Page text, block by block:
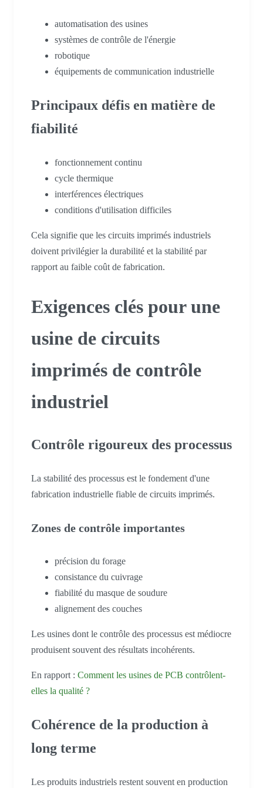
automatisation des usines
systèmes de contrôle de l'énergie
robotique
équipements de communication industrielle
Principaux défis en matière de
fiabilité
fonctionnement continu
cycle thermique
interférences électriques
conditions d'utilisation difficiles
Cela signifie que les circuits imprimés industriels
doivent privilégier la durabilité et la stabilité par
rapport au faible coût de fabrication.
Exigences clés pour une
usine de circuits
imprimés de contrôle
industriel
Contrôle rigoureux des processus
La stabilité des processus est le fondement d'une
fabrication industrielle fiable de circuits imprimés.
Zones de contrôle importantes
précision du forage
consistance du cuivrage
fiabilité du masque de soudure
alignement des couches
Les usines dont le contrôle des processus est médiocre
produisent souvent des résultats incohérents.
En rapport : Comment les usines de PCB contrôlent-
elles la qualité ?
Cohérence de la production à
long terme
Les produits industriels restent souvent en production